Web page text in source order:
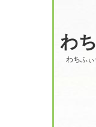
わ
わちふ